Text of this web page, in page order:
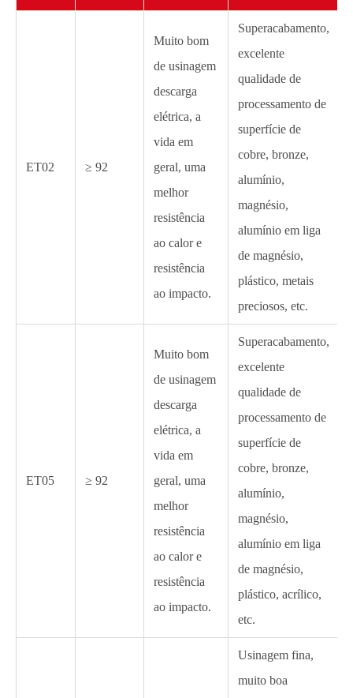
ET02 ≥ 92
Muito bom
de usinagem
descarga
elétrica, a
vida em
geral, uma
melhor
resistência
ao calor e
resistência
ao impacto.
Superacabamento,
excelente
qualidade de
processamento de
superfície de
cobre, bronze,
alumínio,
magnésio,
alumínio em liga
de magnésio,
plástico, metais
preciosos, etc.
ET05 ≥ 92
Muito bom
de usinagem
descarga
elétrica, a
vida em
geral, uma
melhor
resistência
ao calor e
resistência
ao impacto.
Superacabamento,
excelente
qualidade de
processamento de
superfície de
cobre, bronze,
alumínio,
magnésio,
alumínio em liga
de magnésio,
plástico, acrílico,
etc.
Usinagem fina,
muito boa